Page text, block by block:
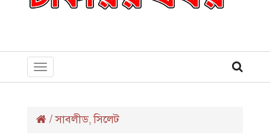
Toggle
navigation
/সাবলীড,সিলেট